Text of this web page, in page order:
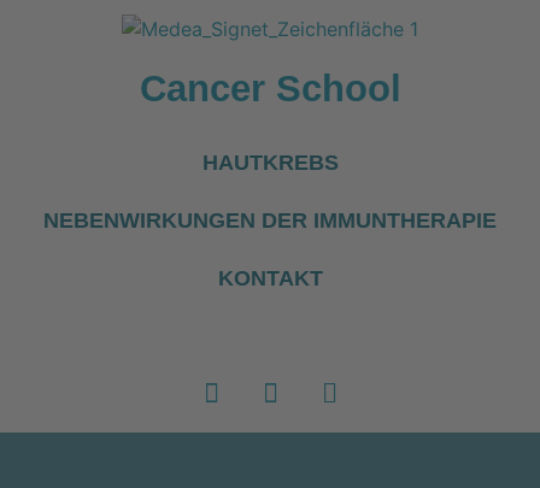
Cancer School
HAUTKREBS
NEBENWIRKUNGEN DER IMMUNTHERAPIE
KONTAKT